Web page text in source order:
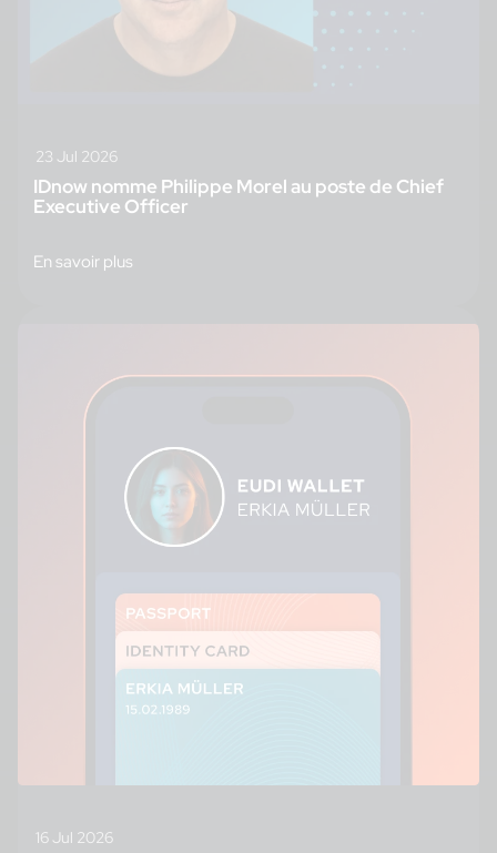
23 Jul 2026
IDnow nomme Philippe Morel au poste de Chief
Executive Officer
En savoir plus
16 Jul 2026